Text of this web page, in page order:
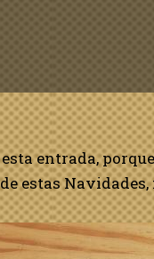
entrada,
estas